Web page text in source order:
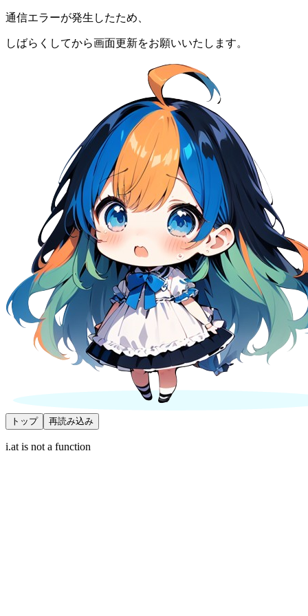
通信エラーが発生したため、
しばらくしてから画面更新をお願いいたします。
トップ 再読み込み
i.at is not a function